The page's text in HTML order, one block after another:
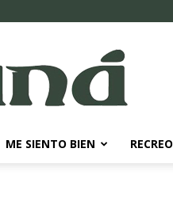
ME SIENTO BIEN RECREO